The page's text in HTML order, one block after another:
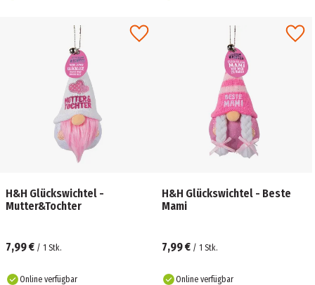
H&H Glückswichtel -
Mutter&Tochter
7,99 € / 1 Stk.
Online verfügbar
H&H Glückswichtel - Beste
Mami
7,99 € / 1 Stk.
Online verfügbar